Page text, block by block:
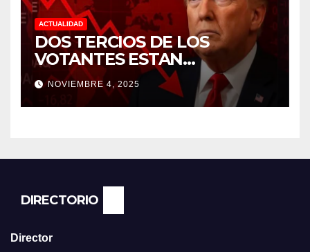
ACTUALIDAD
DOS TERCIOS DE LOS
VOTANTES ESTAN
FRUSTRADOS CON TRUMP
PORQUE EL COSTO DE VIDA
CADA DIA SUBE Y LA
NEWS.
NOVIEMBRE 4, 2025
DIRECTORIO
Director